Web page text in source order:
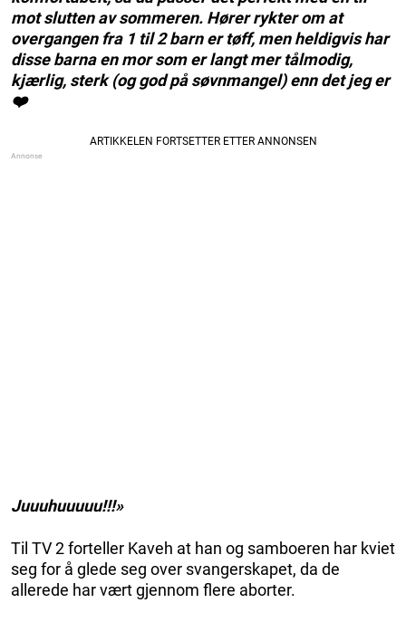
mot slutten av sommeren. Hører rykter om at
overgangen fra 1 til 2 barn er tøff, men heldigvis har
disse barna en mor som er langt mer tålmodig,
kjærlig, sterk (og god på søvnmangel) enn det jeg er
❤️
Juuuhuuuuu!!!»
Til TV 2 forteller Kaveh at han og samboeren har kviet
seg for å glede seg over svangerskapet, da de
allerede har vært gjennom flere aborter.